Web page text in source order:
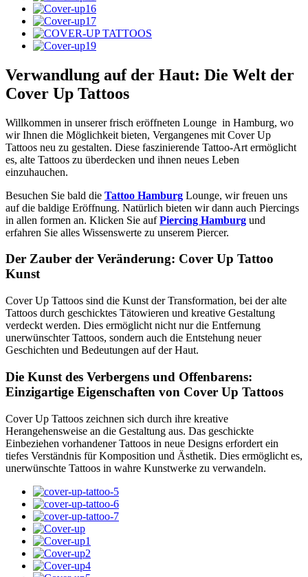
Verwandlung auf der Haut: Die Welt der
Cover Up Tattoos
Willkommen in unserer frisch eröffneten Lounge in Hamburg, wo
wir Ihnen die Möglichkeit bieten, Vergangenes mit Cover Up
Tattoos neu zu gestalten. Diese faszinierende Tattoo-Art ermöglicht
es, alte Tattoos zu überdecken und ihnen neues Leben
einzuhauchen.
Besuchen Sie bald die Tattoo Hamburg Lounge, wir freuen uns
auf die baldige Eröffnung. Natürlich bieten wir dann auch Piercings
in allen formen an. Klicken Sie auf Piercing Hamburg und
erfahren Sie alles Wissenswerte zu unserem Piercer.
Der Zauber der Veränderung: Cover Up Tattoo
Kunst
Cover Up Tattoos sind die Kunst der Transformation, bei der alte
Tattoos durch geschicktes Tätowieren und kreative Gestaltung
verdeckt werden. Dies ermöglicht nicht nur die Entfernung
unerwünschter Tattoos, sondern auch die Entstehung neuer
Geschichten und Bedeutungen auf der Haut.
Die Kunst des Verbergens und Offenbarens:
Einzigartige Eigenschaften von Cover Up Tattoos
Cover Up Tattoos zeichnen sich durch ihre kreative
Herangehensweise an die Gestaltung aus. Das geschickte
Einbeziehen vorhandener Tattoos in neue Designs erfordert ein
tiefes Verständnis für Komposition und Ästhetik. Dies ermöglicht es,
unerwünschte Tattoos in wahre Kunstwerke zu verwandeln.